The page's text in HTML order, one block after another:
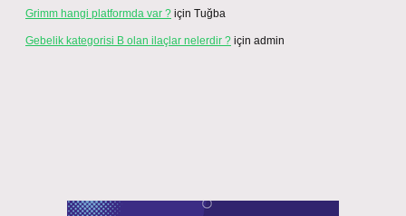
Grimm hangi platformda var ? için Tuğba
Gebelik kategorisi B olan ilaçlar nelerdir ? için admin